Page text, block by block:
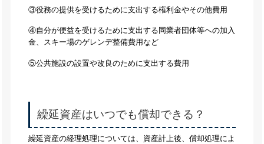
③役務の提供を受けるために支出する権利金やその他費用
④自分が便益を受けるために支出する同業者団体等への加入
金、スキー場のゲレンデ整備費用など
⑤公共施設の設置や改良のために支出する費用
繰延資産はいつでも償却できる？
繰延資産の経理処理については、資産計上後、償却処理によ